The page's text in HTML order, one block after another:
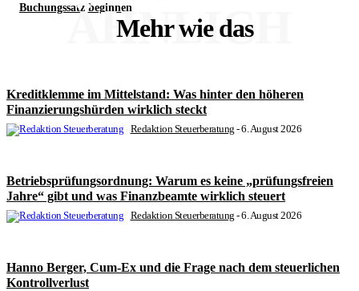
Buchungssatz beginnen
Mehr wie das
ÄHNLICH
Kreditklemme im Mittelstand: Was hinter den höheren
Finanzierungshürden wirklich steckt
Redaktion Steuerberatung -6. August 2026
Betriebsprüfungsordnung: Warum es keine „prüfungsfreien
Jahre“ gibt und was Finanzbeamte wirklich steuert
Redaktion Steuerberatung -6. August 2026
Hanno Berger, Cum-Ex und die Frage nach dem steuerlichen
Kontrollverlust